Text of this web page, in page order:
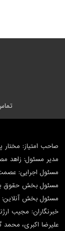
صاحب امتیاز: مختار
مدیر مسئول: زاهد
مسئول اجرایی: عصمت
مسئول بخش حقوق
مسئول بخش آنلاین:
خبرنگاران: مجیب
علیرضا اکبری، محمد